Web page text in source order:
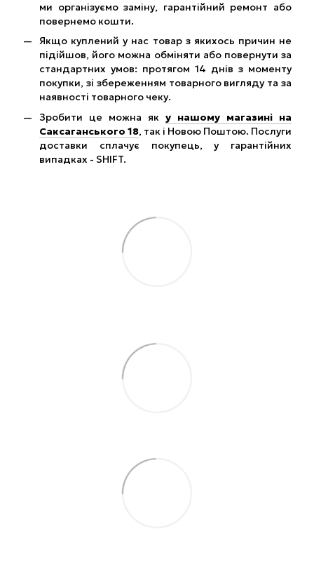
ми організуємо заміну, гарантійний ремонт або
повернемо кошти.
Якщо куплений у нас товар з якихось причин не
підійшов, його можна обміняти або повернути за
стандартних умов: протягом 14 днів з моменту
покупки, зі збереженням товарного вигляду та за
наявності товарного чеку.
Зробити це можна як у нашому магазині на
Саксаганського 18, так і Новою Поштою. Послуги
доставки сплачує покупець, у гарантійних
випадках - SHIFT.